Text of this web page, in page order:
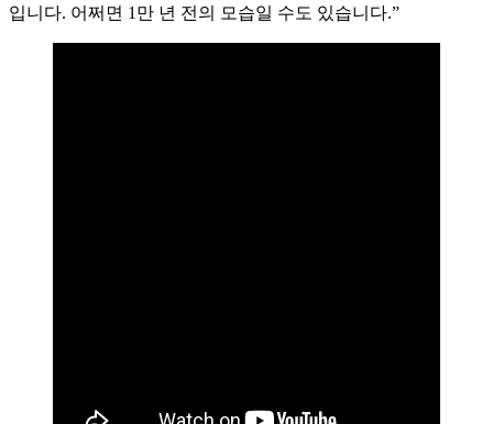
입니다. 어쩌면 1만 년 전의 모습일 수도 있습니다.”